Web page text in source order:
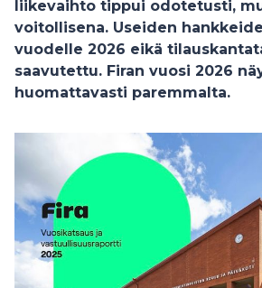
liikevaihto tippui odotetusti,
voitollisena. Useiden
vuodelle 2026 eikä
saavutettu. Firan vuosi 2026
huomattavasti paremmalta.